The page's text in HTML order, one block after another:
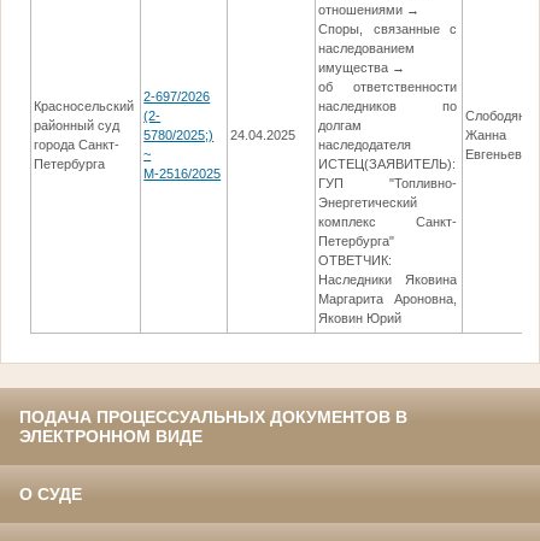
Красносельский
районный суд
города Санкт-
Петербурга
2-697/2026
(2-
5780/2025;)
~
М-2516/2025
24.04.2025
отношениями →
Споры, связанные с
наследованием
имущества →
об ответственности
наследников по
долгам
наследодателя
ИСТЕЦ(ЗАЯВИТЕЛЬ):
ГУП "Топливно-
Энергетический
комплекс Санкт-
Петербурга"
ОТВЕТЧИК:
Наследники Яковина
Маргарита Ароновна,
Яковин Юрий
Жанна
Евгеньевна
ПОДАЧА ПРОЦЕССУАЛЬНЫХ ДОКУМЕНТОВ В
ЭЛЕКТРОННОМ ВИДЕ
О СУДЕ